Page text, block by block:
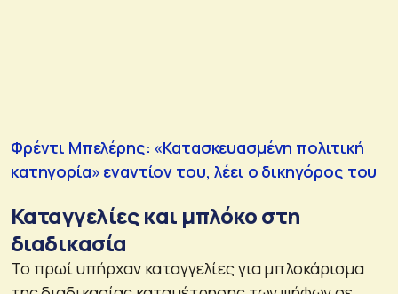
Φρέντι Μπελέρης: «Κατασκευασμένη πολιτική
κατηγορία» εναντίον του, λέει ο δικηγόρος του
Καταγγελίες και μπλόκο στη
διαδικασία
Το πρωί υπήρχαν καταγγελίες για μπλοκάρισμα